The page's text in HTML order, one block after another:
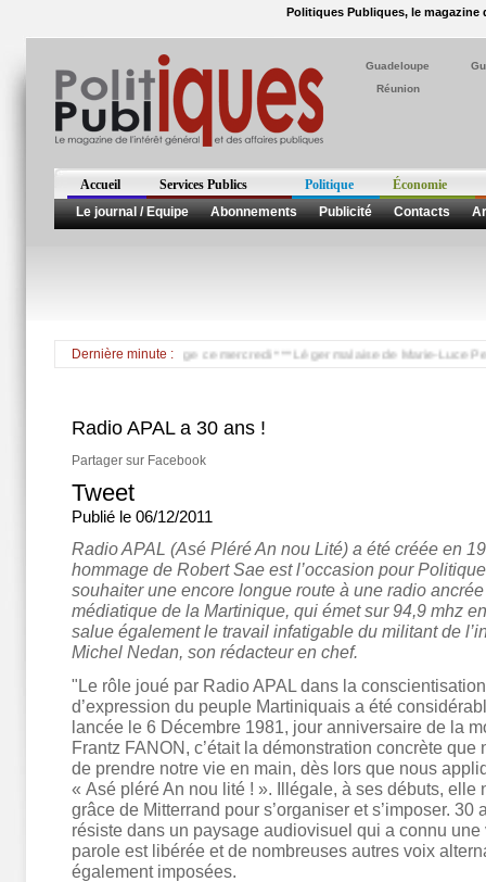
Politiques Publiques, le magazine
Guadeloupe
Réunion
Accueil Services Publics Politique
Économie
Le journal / Equipe
Abonnements Publicité Contacts
Dernière minute :
(fils), notre hommage ce mercredi *** Léger malaise de Marie-Luce
Radio APAL a 30 ans !
Partager sur Facebook
Tweet
Publié le 06/12/2011
Radio APAL (Asé Pléré An nou Lité) a été créée en
hommage de Robert Sae est l’occasion pour
souhaiter une encore longue route à une radio
médiatique de la Martinique, qui émet sur 94,9 mhz
salue également le travail infatigable du militant de
Michel Nedan, son rédacteur en chef.
"Le rôle joué par Radio APAL dans la
d’expression du peuple Martiniquais a été
lancée le 6 Décembre 1981, jour anniversaire de la
Frantz FANON, c’était la démonstration concrète
de prendre notre vie en main, dès lors que nous
« Asé pléré An nou lité ! ». Illégale, à ses débuts, elle
grâce de Mitterrand pour s’organiser et s’imposer. 30
résiste dans un paysage audiovisuel qui a connu
parole est libérée et de nombreuses autres voix
également imposées.